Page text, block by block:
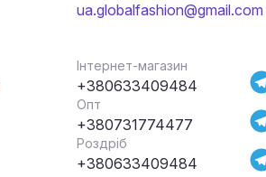
ua.globalfashion@gmail.com
Інтернет-магазин
+380633409484
Опт
+380731774477
Роздріб
+380633409484